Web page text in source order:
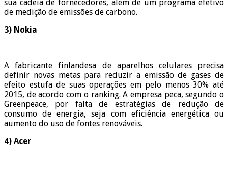
sua cadeia de fornecedores, além de um programa efetivo
de medição de emissões de carbono.
3) Nokia
A fabricante finlandesa de aparelhos celulares precisa
definir novas metas para reduzir a emissão de gases de
efeito estufa de suas operações em pelo menos 30% até
2015, de acordo com o ranking. A empresa peca, segundo o
Greenpeace, por falta de estratégias de redução de
consumo de energia, seja com eficiência energética ou
aumento do uso de fontes renováveis.
4) Acer